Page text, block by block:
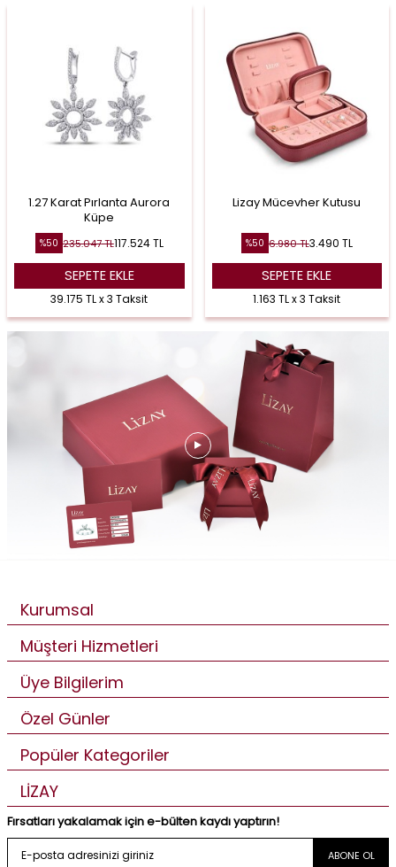
1.27 Karat Pırlanta Aurora
Küpe
%50 235.047TL117.524TL
SEPETE EKLE
39.175 TL x 3 Taksit
Lizay Mücevher Kutusu
%50 6.980TL3.490 TL
SEPETE EKLE
1.163 TL x 3 Taksit
Kurumsal
Müşteri Hizmetleri
Üye Bilgilerim
Özel Günler
Popüler Kategoriler
LİZAY
Fırsatları yakalamak için e-bülten kaydı yaptırın!
ABONE OL